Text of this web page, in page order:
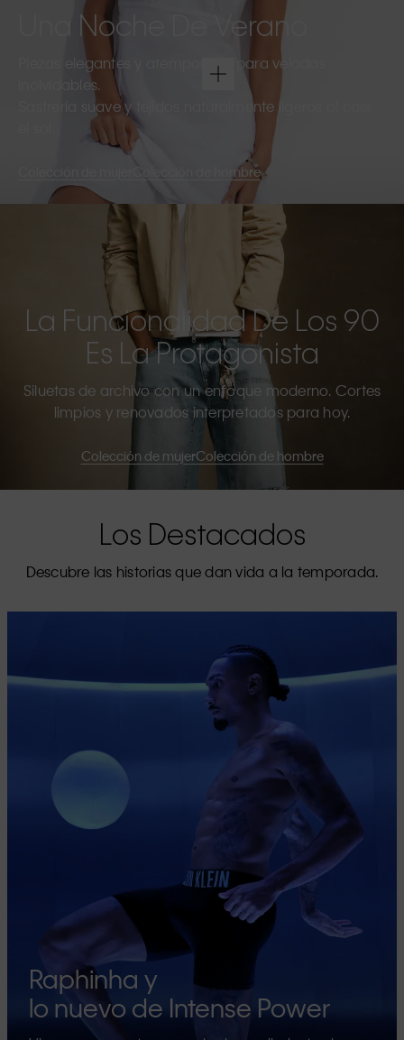
Una Noche De Verano
Piezas elegantes y atemporales para veladas
inolvidables.
Sastrería suave y tejidos naturalmente ligeros al caer
Colección de hombre
La Funcionalidad De Los 90
Es La Protagonista
Siluetas de archivo con un enfoque moderno. Cortes
limpios y renovados interpretados para hoy.
Colección de mujerColección de hombre
Los Destacados
Descubre las historias que dan vida a la temporada.
Raphinha y
lo nuevo de Intense Power